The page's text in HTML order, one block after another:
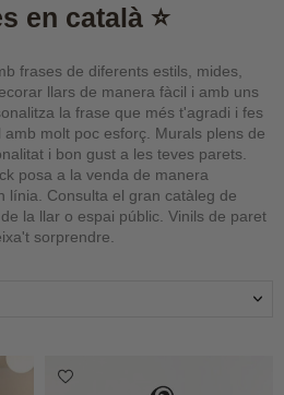
en català ⭐
frases de diferents estils, mides,
llars de manera fàcil i amb uns
la frase que més t'agradi i fes
molt poc esforç. Murals plens de
i bon gust a les teves parets.
posa a la venda de manera
línia. Consulta el gran catàleg de
la llar o espai públic. Vinils de paret
sorprendre.